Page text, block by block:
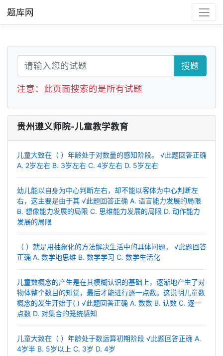
题库网
搜题
注意：此页面搜索的是所有试题
贵州遵义师院-儿童教学教育
儿童大致在（ ）年龄处于对数量的感知阶段。 √此题回答正确
A. 2岁左右 B. 3岁左右 C. 4岁左右 D. 5岁左右
幼儿能以自身为中心判断左右，却不能以客体为中心判断左
右，这主要是由于其 √此题回答正确 A. 语言能力发展的局限
B. 想像能力发展的局限 C. 思维能力发展的局限 D. 动作能力
发展的局限
（ ）就是用抽象化的方法解决生活中的具体问题。 √此题回答
正确 A. 数学地思维 B. 数学学习 C. 数学生活化
儿童数概念的产生是在其模糊认识的基础上，逐渐地产生了对
物体整个数目的知觉，最后才能进行逐一点数。这说明儿童数
概念的发生开始于( ) √此题回答正确 A. 数数 B. 认数 C. 逐一
点数 D. 对集合的笼统感知
儿童大致在（ ）年龄处于数运算初期阶段 √此题回答正确 A.
4岁半 B. 5岁以上 C. 3岁 D. 4岁